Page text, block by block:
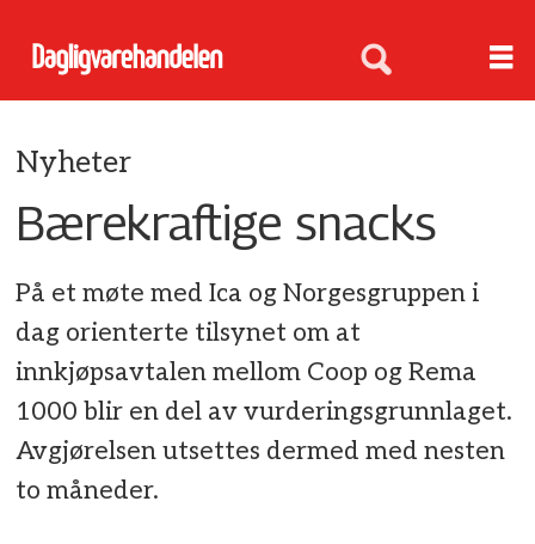
Nyheter
Bærekraftige snacks
På et møte med Ica og Norgesgruppen i
dag orienterte tilsynet om at
innkjøpsavtalen mellom Coop og Rema
1000 blir en del av vurderingsgrunnlaget.
Avgjørelsen utsettes dermed med nesten
to måneder.